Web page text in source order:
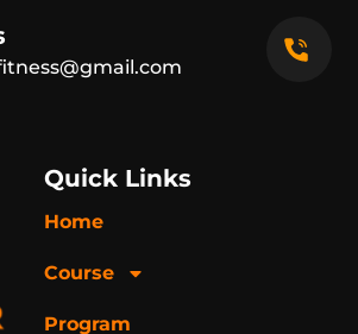
Quick Links
Home
Course
Program